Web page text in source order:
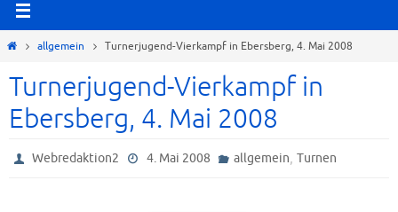
Startallgemein Turnerjugend-Vierkampf in Ebersberg, 4. Mai 2008
Turnerjugend-Vierkampf in
Ebersberg, 4. Mai 2008
Webredaktion2 4. Mai 2008 allgemein, Turnen